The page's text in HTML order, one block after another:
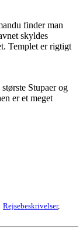
finder man
skyldes
Templet er rigtigt
Stupaer og
er et meget
Rejsebeskrivelser,